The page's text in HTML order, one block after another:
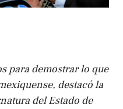
para demostrar lo que
destacó la
del Estado de